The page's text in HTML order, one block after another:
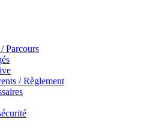
Parcours
/ Règlement